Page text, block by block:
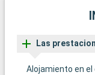
Las
Alojamiento en